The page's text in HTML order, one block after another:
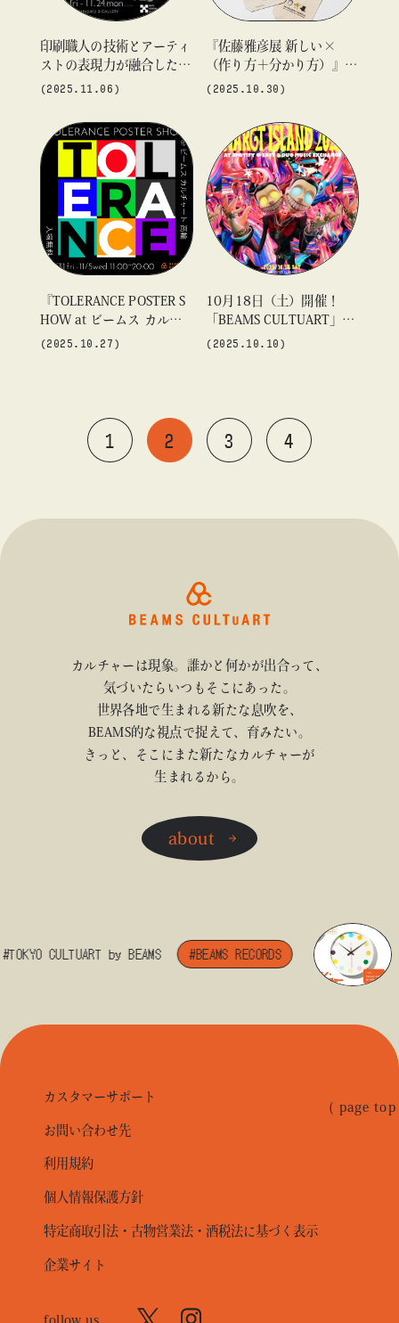
印刷職人の技術とアーティ
ストの表現力が融合したグ
ループ展「BEYOND PRIN
究展-」を「ビームス ジャ
パン（新宿）」5F〈B GAL
LERY〉にて開催
(2025.11.06)
『佐藤雅彦展 新しい×
（作り方＋分かり方）』と
「BEAMS CULTUART」の
販売が決定
(2025.10.30)
『TOLERANCE POSTER S
HOW at ビームス カルチ
ャート 高輪』開催のお知
(2025.10.27)
10月18日（土）開催！
「BEAMS CULTUART」が
音楽×映像の祭典『MARG
場
(2025.10.10)
1 2 3 4
カルチャーは現象。誰かと何かが出合って、
気づいたらいつもそこにあった。
世界各地で生まれる新たな息吹を、
BEAMS的な視点で捉えて、育みたい。
きっと、そこにまた新たなカルチャーが
生まれるから。
about
CULTUART by BEAMS #BEAMS RECORDS
( page
カスタマーサポート
お問い合わせ先
利用規約
個人情報保護方針
特定商取引法・古物営業法・酒税法に基づく表示
企業サイト
follow us